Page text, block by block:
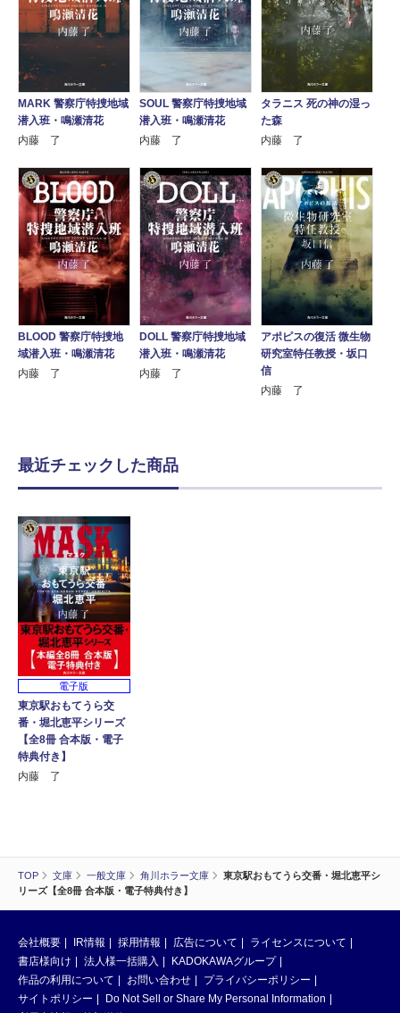
TOP 文庫 一般文庫 角川ホラー文庫
東京駅おもてうら交番・堀北恵平シ
リーズ【全8冊 合本版・電子特典付き】
MARK 警察庁特捜地域
潜入班・鳴瀬清花
内藤 了
SOUL 警察庁特捜地域
潜入班・鳴瀬清花
内藤 了
タラニス 死の神の湿っ
た森
内藤 了
BLOOD 警察庁特捜地
域潜入班・鳴瀬清花
内藤 了
DOLL 警察庁特捜地域
潜入班・鳴瀬清花
内藤 了
アポピスの復活 微生物
研究室特任教授・坂口
信
内藤 了
最近チェックした商品
電子版
東京駅おもてうら交
番・堀北恵平シリーズ
【全8冊 合本版・電子
特典付き】
内藤 了
会社概要 IR情報 採用情報 広告について
ライセンスについて
書店様向け
法人様一括購入
KADOKAWAグループ
作品の利用について
お問い合わせ
プライバシーポリシー
サイトポリシー
Do Not Sell or Share My Personal Information